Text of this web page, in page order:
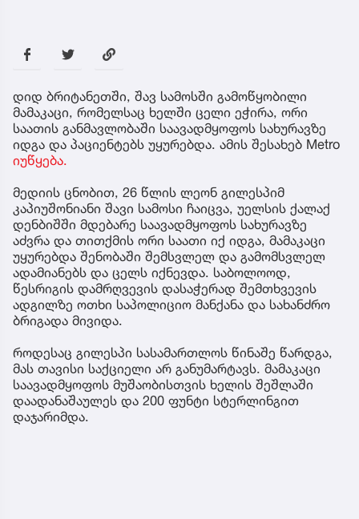
დიდ ბრიტანეთში, შავ სამოსში გამოწყობილი
მამაკაცი, რომელსაც ხელში ცელი ეჭირა, ორი
საათის განმავლობაში საავადმყოფოს სახურავზე
იდგა და პაციენტებს უყურებდა. ამის შესახებ Metro
იუწყება.
მედიის ცნობით, 26 წლის ლეონ გილესპიმ
კაპიუშონიანი შავი სამოსი ჩაიცვა, უელსის ქალაქ
დენბიშში მდებარე საავადმყოფოს სახურავზე
აძვრა და თითქმის ორი საათი იქ იდგა, მამაკაცი
უყურებდა შენობაში შემსვლელ და გამომსვლელ
ადამიანებს და ცელს იქნევდა. საბოლოოდ,
წესრიგის დამრღვევის დასაჭერად შემთხვევის
ადგილზე ოთხი საპოლიციო მანქანა და სახანძრო
ბრიგადა მივიდა.
როდესაც გილესპი სასამართლოს წინაშე წარდგა,
მას თავისი საქციელი არ განუმარტავს. მამაკაცი
საავადმყოფოს მუშაობისთვის ხელის შეშლაში
დაადანაშაულეს და 200 ფუნტი სტერლინგით
დაჯარიმდა.